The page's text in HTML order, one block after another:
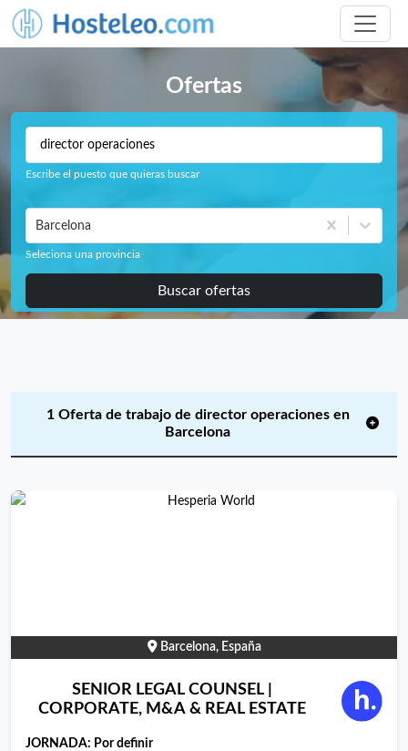
Ofertas
Escribe el puesto que quieras buscar
Barcelona
Seleciona una provincia
Buscar ofertas
1 Oferta de trabajo de director operaciones en
Barcelona
Barcelona, España
SENIOR LEGAL COUNSEL |
CORPORATE, M&A & REAL ESTATE
JORNADA: Por definir